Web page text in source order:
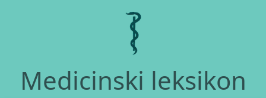
Medicinski leksikon